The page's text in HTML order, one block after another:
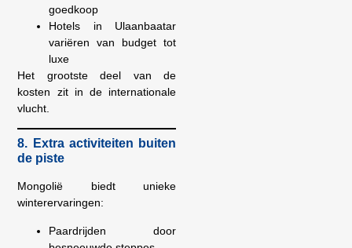
goedkoop
Hotels in Ulaanbaatar
variëren van budget tot
luxe
Het grootste deel van de
kosten zit in de internationale
vlucht.
8. Extra activiteiten buiten
de piste
Mongolië biedt unieke
winterervaringen:
Paardrijden door